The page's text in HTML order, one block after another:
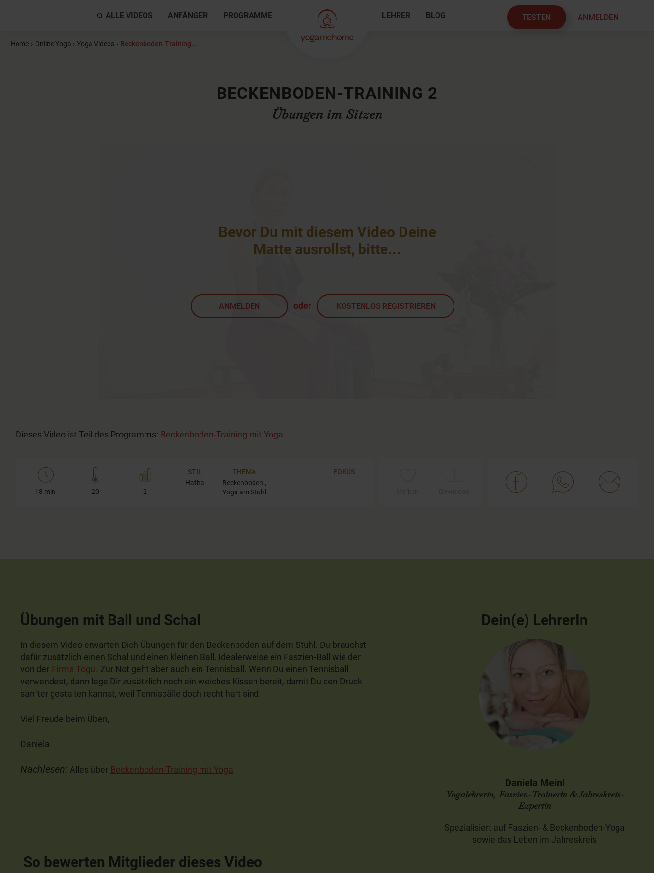
ALLE VIDEOS ANFÄNGER PROGRAMME LEHRER BLOG TESTEN ANMELDEN
Home › Online Yoga › Yoga Videos › Beckenboden-Training...
BECKENBODEN-TRAINING 2
Übungen im Sitzen
Bevor Du mit diesem Video Deine
Matte ausrollst, bitte...
ANMELDEN oder KOSTENLOS REGISTRIEREN
Dieses Video ist Teil des Programms: Beckenboden-Training mit Yoga
18 min 20 2
STIL
Hatha
THEMA
Beckenboden ,
Yoga am Stuhl
FOKUS
-
Übungen mit Ball und Schal
In diesem Video erwarten Dich Übungen für den Beckenboden auf dem Stuhl. Du brauchst
dafür zusätzlich einen Schal und einen kleinen Ball. Idealerweise ein Faszien-Ball wie der
von der Firma Togu. Zur Not geht aber auch ein Tennisball. Wenn Du einen Tennisball
verwendest, dann lege Dir zusätzlich noch ein weiches Kissen bereit, damit Du den Druck
sanfter gestalten kannst, weil Tennisbälle doch recht hart sind.
Viel Freude beim Üben,
Daniela
Nachlesen: Alles über Beckenboden-Training mit Yoga
So bewerten Mitglieder dieses Video
Dein(e) LehrerIn
Daniela Meinl
Yogalehrerin, Faszien-Trainerin & Jahreskreis-
Expertin
Spezialisiert auf Faszien- & Beckenboden-Yoga
sowie das Leben im Jahreskreis